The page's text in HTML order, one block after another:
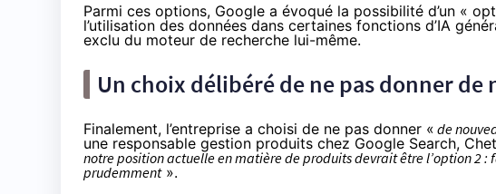
Parmi ces options, Google a évoqué la possibilité d’un «
l’utilisation des données dans certaines fonctions d’IA
exclu du moteur de recherche lui-même.
Un choix délibéré de ne pas donner de
Finalement, l’entreprise a choisi de ne pas donner « de
une responsable gestion produits chez Google Search,
notre position actuelle en matière de produits devrait être l’option 2 :
prudemment».